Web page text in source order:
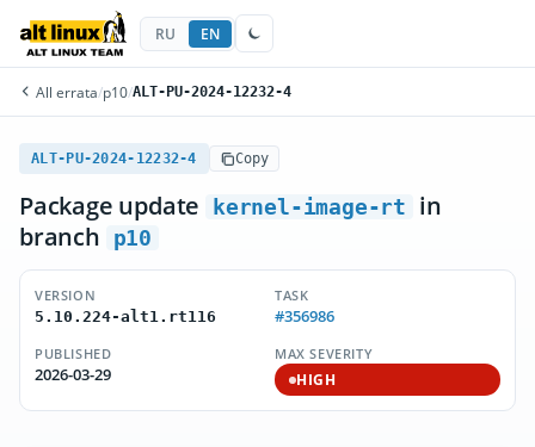
RU EN
All errata/p10/ALT-PU-2024-12232-4
ALT-PU-2024-12232-4 Copy
Package update kernel-image-rt
in
branch
p10
VERSION
5.10.224-alt1.rt116
TASK
#356986
PUBLISHED
2026-03-29
MAX SEVERITY
HIGH